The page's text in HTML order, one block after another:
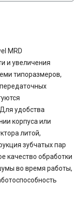
MRD
и увеличения
типоразмеров,
удобства
корпуса или
литой,
зубчатых пар
качество обработки
во время работы,